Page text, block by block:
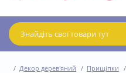
Декор дерев'яний Прищіпки